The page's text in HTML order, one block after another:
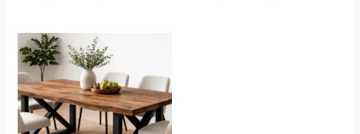
through
€720,00